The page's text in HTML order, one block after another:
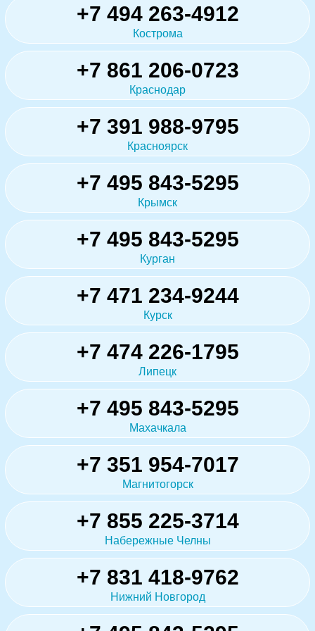
+7 494 263-4912
Кострома
+7 861 206-0723
Краснодар
+7 391 988-9795
Красноярск
+7 495 843-5295
Крымск
+7 495 843-5295
Курган
+7 471 234-9244
Курск
+7 474 226-1795
Липецк
+7 495 843-5295
Махачкала
+7 351 954-7017
Магнитогорск
+7 855 225-3714
Набережные Челны
+7 831 418-9762
Нижний Новгород